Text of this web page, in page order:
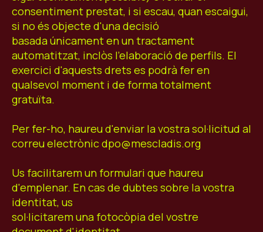
consentiment prestat, i si escau, quan escaigui,
si no és objecte d'una decisió
basada únicament en un tractament
automatitzat, inclòs l'elaboració de perfils. El
exercici d'aquests drets es podrà fer en
qualsevol moment i de forma totalment
gratuïta.
Per fer-ho, haureu d'enviar la vostra sol·licitud al
correu electrònic dpo@mescladis.org
Us facilitarem un formulari que haureu
d'emplenar. En cas de dubtes sobre la vostra
identitat, us
sol·licitarem una fotocòpia del vostre